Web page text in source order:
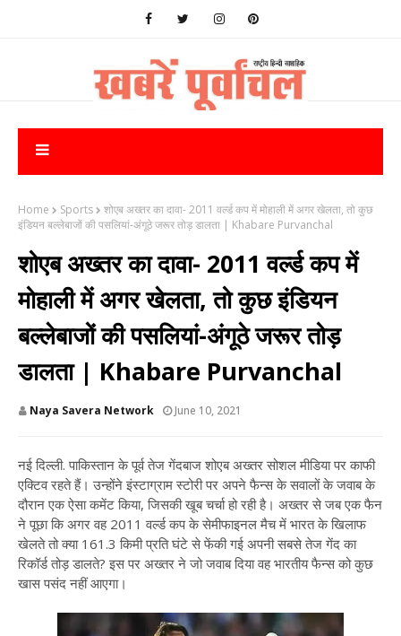
Home Sports
शोएब अख्तर का दावा- 2011 वर्ल्ड कप में मोहाली में अगर खेलता, तो कुछ
इंडियन बल्लेबाजों की पसलियां-अंगूठे जरूर तोड़ डालता | Khabare Purvanchal
शोएब अख्तर का दावा- 2011 वर्ल्ड कप में
मोहाली में अगर खेलता, तो कुछ इंडियन
बल्लेबाजों की पसलियां-अंगूठे जरूर तोड़
डालता | Khabare Purvanchal
Naya Savera Network June 10, 2021
नई दिल्ली. पाकिस्तान के पूर्व तेज गेंदबाज शोएब अख्तर सोशल मीडिया पर काफी
एक्टिव रहते हैं। उन्होंने इंस्टाग्राम स्टोरी पर अपने फैन्स के सवालों के जवाब के
दौरान एक ऐसा कमेंट किया, जिसकी खूब चर्चा हो रही है। अख्तर से जब एक फैन
ने पूछा कि अगर वह 2011 वर्ल्ड कप के सेमीफाइनल मैच में भारत के खिलाफ
खेलते तो क्या 161.3 किमी प्रति घंटे से फेंकी गई अपनी सबसे तेज गेंद का
रिकॉर्ड तोड़ डालते? इस पर अख्तर ने जो जवाब दिया वह भारतीय फैन्स को कुछ
खास पसंद नहीं आएगा।